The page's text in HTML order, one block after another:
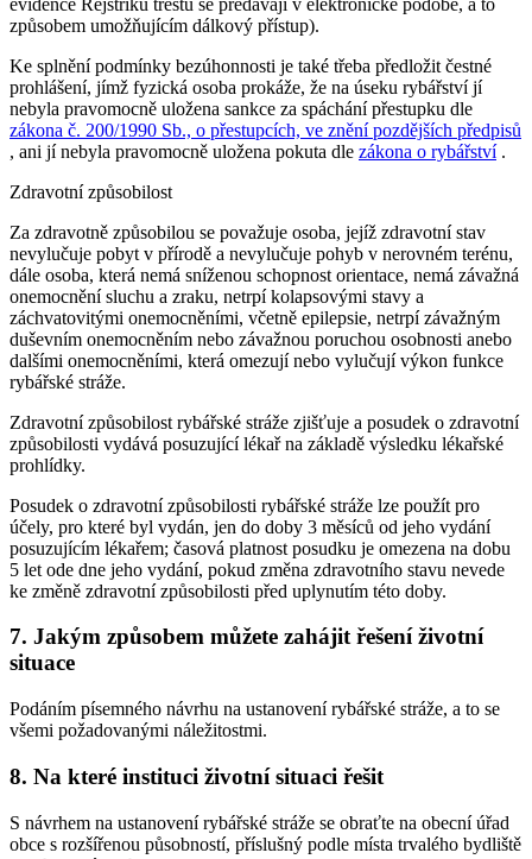
způsobem umožňujícím dálkový přístup).
Ke splnění podmínky bezúhonnosti je také třeba předložit čestné
prohlášení, jímž fyzická osoba prokáže, že na úseku rybářství jí
nebyla pravomocně uložena sankce za spáchání přestupku dle
zákona č. 200/1990 Sb., o přestupcích, ve znění pozdějších předpisů
, ani jí nebyla pravomocně uložena pokuta dle zákona o rybářství.
Zdravotní způsobilost
Za zdravotně způsobilou se považuje osoba, jejíž zdravotní stav
nevylučuje pobyt v přírodě a nevylučuje pohyb v nerovném terénu,
dále osoba, která nemá sníženou schopnost orientace, nemá závažná
onemocnění sluchu a zraku, netrpí kolapsovými stavy a
záchvatovitými onemocněními, včetně epilepsie, netrpí závažným
duševním onemocněním nebo závažnou poruchou osobnosti anebo
dalšími onemocněními, která omezují nebo vylučují výkon funkce
rybářské stráže.
Zdravotní způsobilost rybářské stráže zjišťuje a posudek o zdravotní
způsobilosti vydává posuzující lékař na základě výsledku lékařské
prohlídky.
Posudek o zdravotní způsobilosti rybářské stráže lze použít pro
účely, pro které byl vydán, jen do doby 3 měsíců od jeho vydání
posuzujícím lékařem; časová platnost posudku je omezena na dobu
5 let ode dne jeho vydání, pokud změna zdravotního stavu nevede
ke změně zdravotní způsobilosti před uplynutím této doby.
7. Jakým způsobem můžete zahájit řešení životní
situace
Podáním písemného návrhu na ustanovení rybářské stráže, a to se
všemi požadovanými náležitostmi.
8. Na které instituci životní situaci řešit
S návrhem na ustanovení rybářské stráže se obraťte na obecní úřad
obce s rozšířenou působností, příslušný podle místa trvalého bydliště